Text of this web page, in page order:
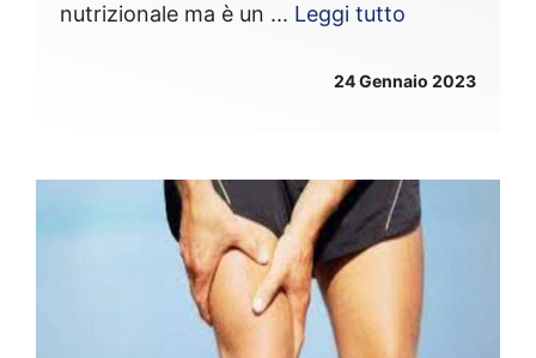
nutrizionale ma è un ... Leggi tutto
24 Gennaio 2023